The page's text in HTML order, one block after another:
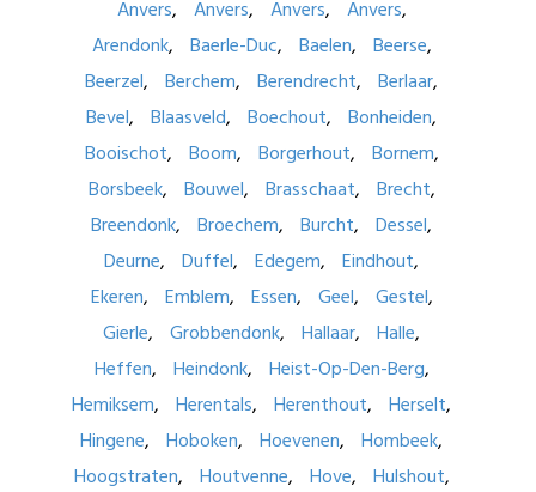
Anvers Anvers Anvers
Anvers
Arendonk
Baerle-Duc Baelen
Beerse
Beerzel
Berchem Berendrecht
Berlaar
Bevel
Blaasveld Boechout
Bonheiden
Booischot
Boom Borgerhout
Bornem
Borsbeek
Bouwel Brasschaat
Brecht
Breendonk
Broechem Burcht
Dessel
Deurne
Duffel Edegem
Eindhout
Ekeren
Emblem Essen Geel
Gestel
Gierle
Grobbendonk Hallaar
Halle
Heffen
Heindonk
Heist-Op-Den-Berg
Hemiksem
Herentals Herenthout
Herselt
Hingene
Hoboken Hoevenen
Hombeek
Hoogstraten
Houtvenne Hove
Hulshout